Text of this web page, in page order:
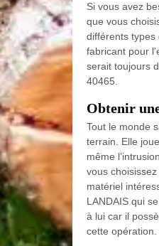
Si vous avez
que vous
différents types
fabricant pour
serait toujours
40465.
Obtenir
Tout le monde
terrain. Elle
même
vous
matériel
LANDAIS qui
à lui car il
cette opération.